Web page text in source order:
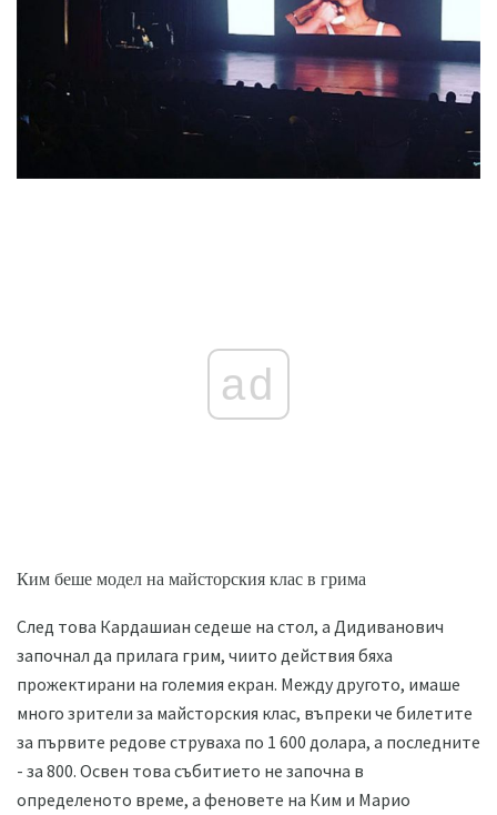
ad
Ким беше модел на майсторския клас в грима
След това Кардашиан седеше на стол, а Дидиванович
започнал да прилага грим, чиито действия бяха
прожектирани на големия екран. Между другото, имаше
много зрители за майсторския клас, въпреки че билетите
за първите редове струваха по 1 600 долара, а последните
- за 800. Освен това събитието не започна в
определеното време, а феновете на Ким и Марио